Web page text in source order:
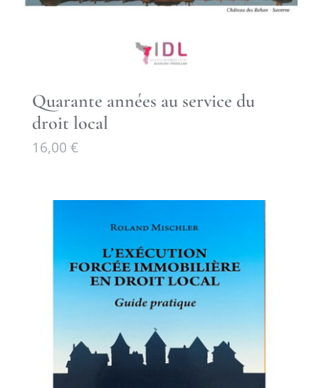
Quarante années au service du
droit local
16,00 €